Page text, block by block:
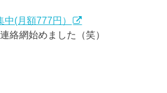
(月額777円）
絡網始めました（笑）